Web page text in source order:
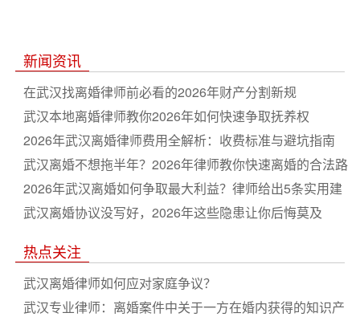
新闻资讯
在武汉找离婚律师前必看的2026年财产分割新规
武汉本地离婚律师教你2026年如何快速争取抚养权
2026年武汉离婚律师费用全解析：收费标准与避坑指南
武汉离婚不想拖半年？2026年律师教你快速离婚的合法路
径
2026年武汉离婚如何争取最大利益？律师给出5条实用建
议
武汉离婚协议没写好，2026年这些隐患让你后悔莫及
热点关注
武汉离婚律师如何应对家庭争议？
武汉专业律师：离婚案件中关于一方在婚内获得的知识产